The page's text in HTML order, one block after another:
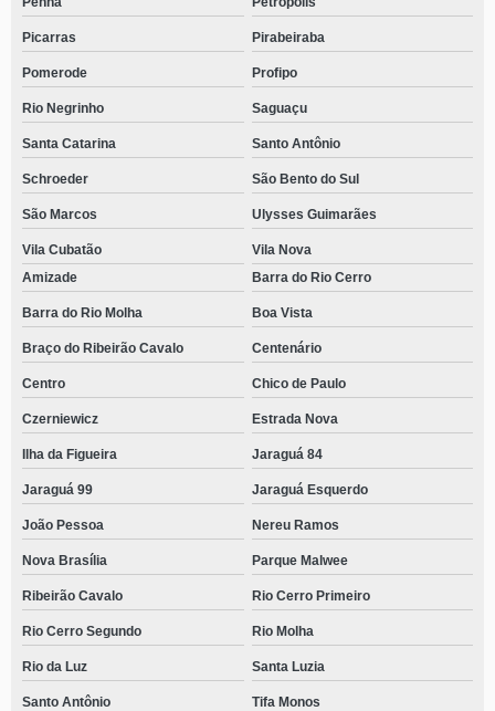
Picarras Pirabeiraba
Pomerode Profipo
Rio Negrinho Saguaçu
Santa Catarina Santo Antônio
Schroeder São Bento do Sul
São Marcos Ulysses Guimarães
Vila Cubatão
Vila Nova
Amizade
Barra do Rio Cerro
Barra do Rio Molha Boa Vista
Braço do Ribeirão Cavalo Centenário
Centro Chico de Paulo
Czerniewicz Estrada Nova
Ilha da Figueira Jaraguá 84
Jaraguá 99 Jaraguá Esquerdo
João Pessoa Nereu Ramos
Nova Brasília Parque Malwee
Ribeirão Cavalo Rio Cerro Primeiro
Rio Cerro Segundo Rio Molha
Rio da Luz Santa Luzia
Santo Antônio Tifa Monos